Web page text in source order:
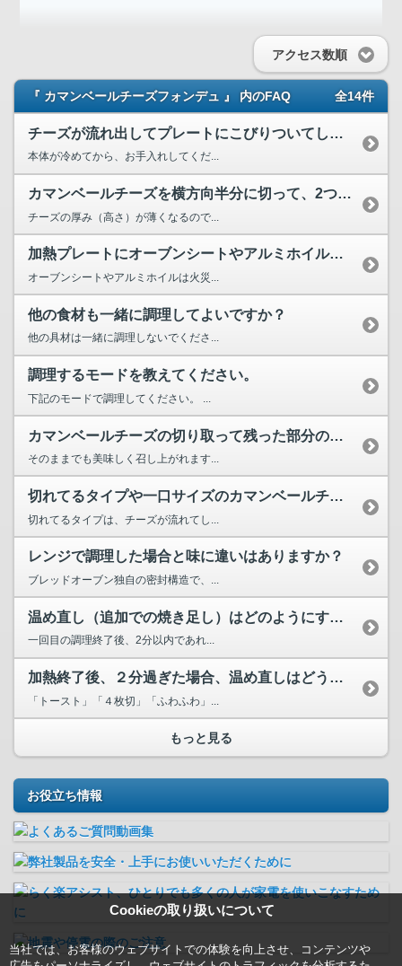
Cookieの取り扱いについて
当社では、お客様のウェブサイトでの体験を向上させ、コンテンツや
アクセス数順
『 カマンベールチーズフォンデュ 』 内のFAQ 全14件
チーズが流れ出してプレートにこびりついてしまいました。お手...
本体が冷めてから、お手入れしてくだ...
カマンベールチーズを横方向半分に切って、2つにして調理する...
チーズの厚み（高さ）が薄くなるので...
加熱プレートにオーブンシートやアルミホイルを敷いて調理して...
オーブンシートやアルミホイルは火災...
他の食材も一緒に調理してよいですか？
他の具材は一緒に調理しないでくださ...
調理するモードを教えてください。
下記のモードで調理してください。 ...
カマンベールチーズの切り取って残った部分の活用方法はありますか？
そのままでも美味しく召し上がれます...
切れてるタイプや一口サイズのカマンベールチーズでも調理でき...
切れてるタイプは、チーズが流れてし...
レンジで調理した場合と味に違いはありますか？
ブレッドオーブン独自の密封構造で、...
温め直し（追加での焼き足し）はどのようにすればよいですか？
一回目の調理終了後、2分以内であれ...
加熱終了後、２分過ぎた場合、温め直しはどうしたらいいでしょうか？
「トースト」「４枚切」「ふわふわ」...
もっと見る
お役立ち情報